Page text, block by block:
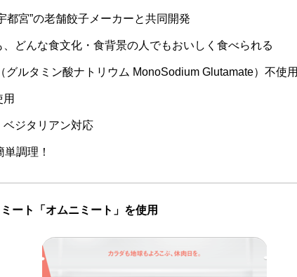
都宮”の老舗餃子メーカーと共同開発
どんな食文化・食背景の人でもおいしく食べられる
グルタミン酸ナトリウム MonoSodium Glutamate）不使用
ベジタリアン対応
調理！
ート「オムニミート」を使用